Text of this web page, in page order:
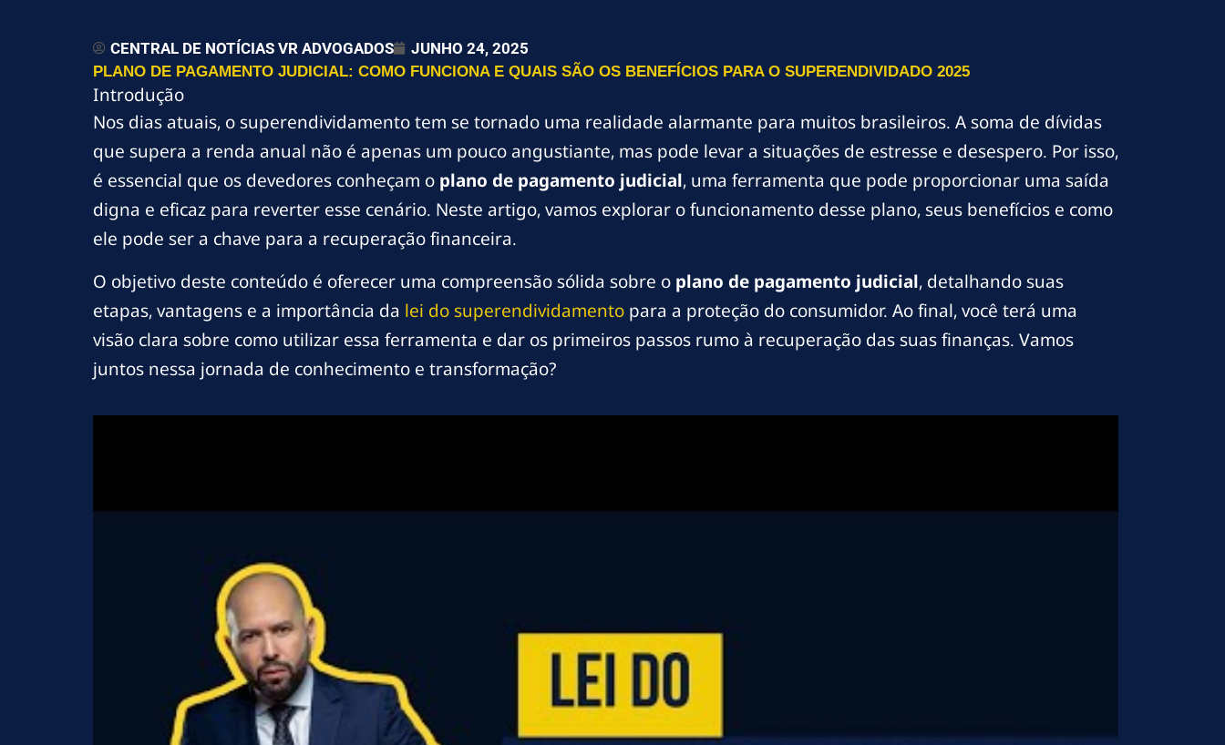
CENTRAL DE NOTÍCIAS VR ADVOGADOS JUNHO 24, 2025
PLANO DE PAGAMENTO JUDICIAL: COMO FUNCIONA E QUAIS SÃO OS BENEFÍCIOS PARA O SUPERENDIVIDADO 2025
Introdução
Nos dias atuais, o superendividamento tem se tornado uma realidade alarmante para muitos brasileiros. A soma de dívidas
que supera a renda anual não é apenas um pouco angustiante, mas pode levar a situações de estresse e desespero. Por isso,
é essencial que os devedores conheçam o plano de pagamento judicial, uma ferramenta que pode proporcionar uma saída
digna e eficaz para reverter esse cenário. Neste artigo, vamos explorar o funcionamento desse plano, seus benefícios e como
ele pode ser a chave para a recuperação financeira.
O objetivo deste conteúdo é oferecer uma compreensão sólida sobre o plano de pagamento judicial, detalhando suas
etapas, vantagens e a importância da lei do superendividamento para a proteção do consumidor. Ao final, você terá uma
visão clara sobre como utilizar essa ferramenta e dar os primeiros passos rumo à recuperação das suas finanças. Vamos
juntos nessa jornada de conhecimento e transformação?